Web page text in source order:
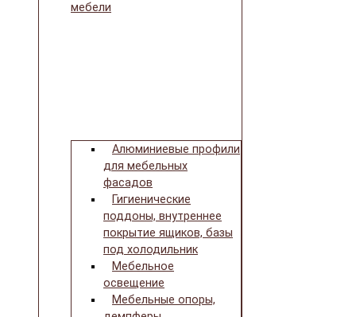
мебели
Алюминиевые профили
для мебельных
фасадов
Гигиенические
поддоны, внутреннее
покрытие ящиков, базы
под холодильник
Мебельное
освещение
Мебельные опоры,